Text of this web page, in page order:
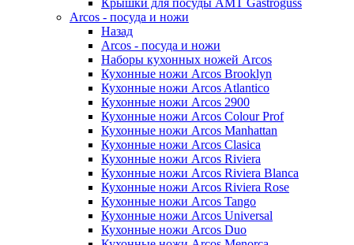
Крышки для посуды AMT Gastroguss
Arcos - посуда и ножи
Назад
Arcos - посуда и ножи
Наборы кухонных ножей Arcos
Кухонные ножи Arcos Brooklyn
Кухонные ножи Arcos Atlantico
Кухонные ножи Arcos 2900
Кухонные ножи Arcos Colour Prof
Кухонные ножи Arcos Manhattan
Кухонные ножи Arcos Clasica
Кухонные ножи Arcos Riviera
Кухонные ножи Arcos Riviera Blanca
Кухонные ножи Arcos Riviera Rose
Кухонные ножи Arcos Tango
Кухонные ножи Arcos Universal
Кухонные ножи Arcos Duo